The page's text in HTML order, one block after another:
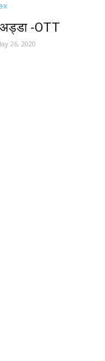
अड्डा -OTT
26, 2020